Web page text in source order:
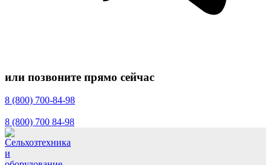
или позвоните прямо сейчас
8 (800) 700-84-98
8 (800) 700 84-98